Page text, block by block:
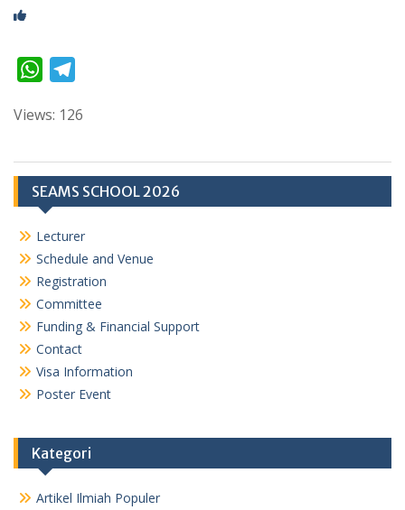
W
a
A
p
p
l
r
m
Views: 126
SEAMS SCHOOL 2026
Lecturer
Schedule and Venue
Registration
Committee
Funding & Financial Support
Contact
Visa Information
Poster Event
Kategori
Artikel Ilmiah Populer